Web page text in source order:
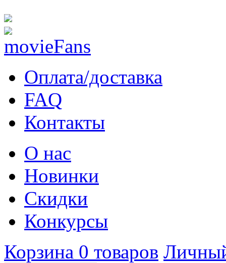
Оплата/доставка
FAQ
Контакты
О нас
Новинки
Скидки
Конкурсы
Корзина 0 товаров